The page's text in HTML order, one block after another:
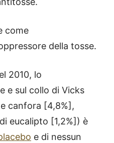
come
della tosse.
2010, lo
e sul collo di Vicks
canfora [4,8%],
eucalipto [1,2%]) è
e di nessun